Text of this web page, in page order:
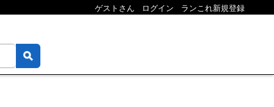
ゲストさん ログイン ランこれ新規登録